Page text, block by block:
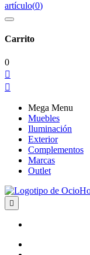
artículo(0)
Carrito
0


Mega Menu
Muebles
Iluminación
Exterior
Complementos
Marcas
Outlet
